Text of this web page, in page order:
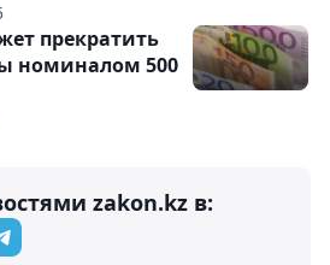
прекратить
номиналом 500
zakon.kz в: